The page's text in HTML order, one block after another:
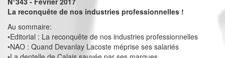
La reconquête de nos industries professionnelles !
Au sommaire:
•Editorial : La reconquête de nos industries professionnelles
•NAO : Quand Devanlay Lacoste méprise ses salariés